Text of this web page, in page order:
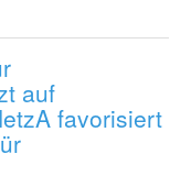
auf
favorisiert